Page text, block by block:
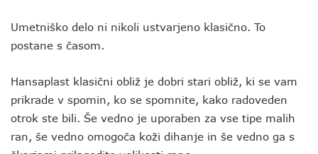
Umetniško delo ni nikoli ustvarjeno klasično. To
postane s časom.
Hansaplast klasični obliž je dobri stari obliž, ki se vam
prikrade v spomin, ko se spomnite, kako radoveden
otrok ste bili. Še vedno je uporaben za vse tipe malih
ran, še vedno omogoča koži dihanje in še vedno ga s